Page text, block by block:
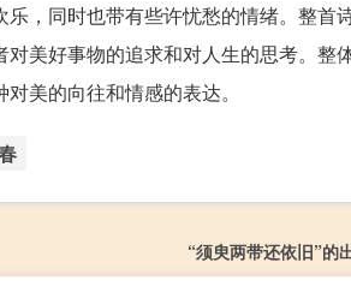
，同时也带有些许忧愁的情绪。整首
美好事物的追求和对人生的思考。整
美的向往和情感的表达。
“须臾两带还依旧”的